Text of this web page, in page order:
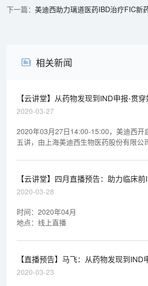
美迪西助力璃道医药IBD治疗FIC新药
相关新闻
【云讲堂】从药物发现到IND申报-贯
2020-03-27
2020年03月27日14:00-15:00，美迪西开
五讲，由上海美迪西生物医药股份有限公
终的DMPK研究》，欢迎观看回放视频。
【云讲堂】四月直播预告：助力临床
2020-03-28
时间：2020年04月
地点：线上直播
【直播预告】马飞：从药物发现到IND
DMPK研究
2020-03-23